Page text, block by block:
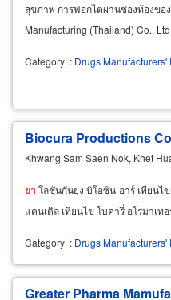
สุขภาพ การฟอกไตผ่านช่องท้องของ
Manufacturing (Thailand) Co., Ltd.
Category : Drugs
Biocura Productions
Khwang Sam Saen Nok, Khet
ยา โลชั่นกันยุง บิโอซิน-อาร์ เทียนไ
แคนเดิล เทียนไข โบคารี่ อโรมาเท
Category : Drugs
Greater Pharma